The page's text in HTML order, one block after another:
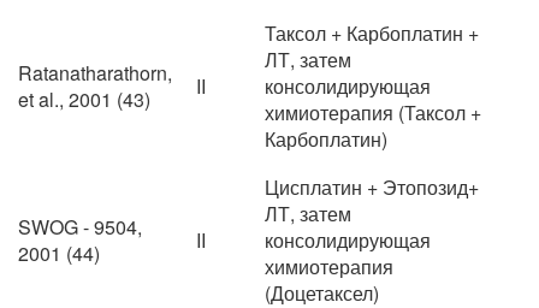
Ratanatharathorn,
et al., 2001 (43)
II
Таксол + Карбоплатин +
ЛТ, затем
консолидирующая
химиотерапия (Таксол +
Карбоплатин)
SWOG - 9504,
2001 (44)
II
Цисплатин + Этопозид+
ЛТ, затем
консолидирующая
химиотерапия
(Доцетаксел)